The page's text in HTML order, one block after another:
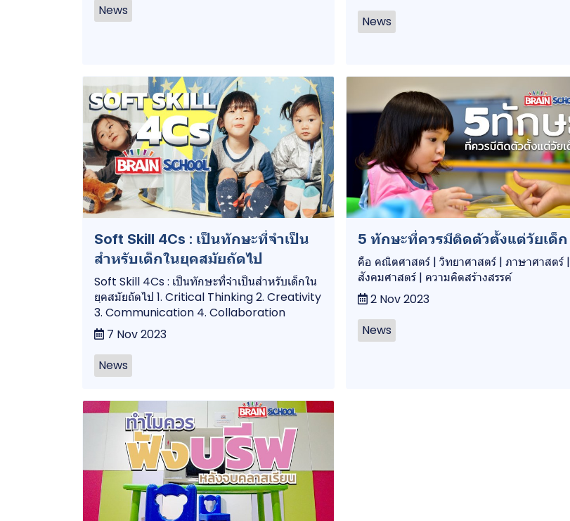
News
News
Soft Skill 4Cs : เป็นทักษะที่จำเป็น
สำหรับเด็กในยุคสมัยถัดไป
Soft Skill 4Cs : เป็นทักษะที่จำเป็นสำหรับเด็กใน
ยุคสมัยถัดไป 1. Critical Thinking 2. Creativity
3. Communication 4. Collaboration
7 Nov 2023
News
5 ทักษะที่ควรมีติดตัวตั้งแต่วัยเด็ก
คือ คณิตศาสตร์ | วิทยาศาสตร์ | ภาษาศาสตร์ |
สังคมศาสตร์ | ความคิดสร้างสรรค์
2 Nov 2023
News